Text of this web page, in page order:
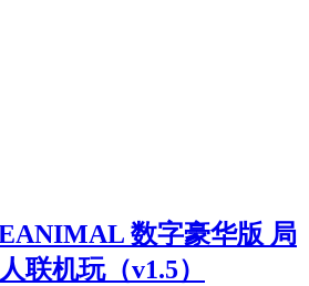
数字豪华版 局
联机玩（v1.5）